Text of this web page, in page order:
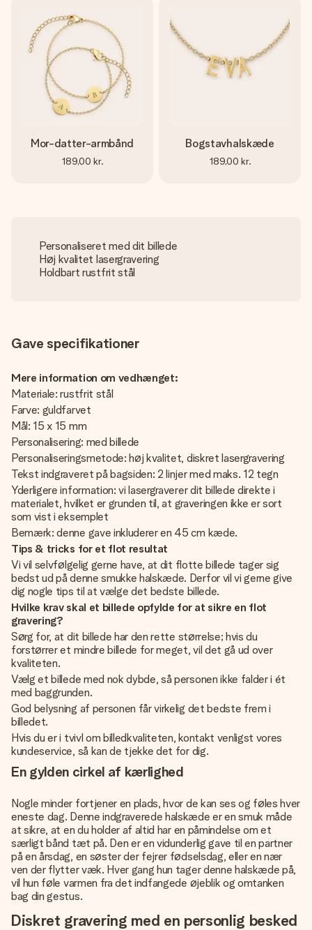
Mor-datter-armbånd
189,00 kr.
Bogstavhalskæde
189,00 kr.
Personaliseret med dit billede
Høj kvalitet lasergravering
Holdbart rustfrit stål
Gave specifikationer
Mere information om vedhænget:
Materiale: rustfrit stål
Farve: guldfarvet
Mål: 15 x 15 mm
Personalisering: med billede
Personaliseringsmetode: høj kvalitet, diskret lasergravering
Tekst indgraveret på bagsiden: 2 linjer med maks. 12 tegn
Yderligere information: vi lasergraverer dit billede direkte i
materialet, hvilket er grunden til, at graveringen ikke er sort
som vist i eksemplet
Bemærk: denne gave inkluderer en 45 cm kæde.
Tips & tricks for et flot resultat
Vi vil selvfølgelig gerne have, at dit flotte billede tager sig
bedst ud på denne smukke halskæde. Derfor vil vi gerne give
dig nogle tips til at vælge det bedste billede.
Hvilke krav skal et billede opfylde for at sikre en flot
gravering?
Sørg for, at dit billede har den rette størrelse; hvis du
forstørrer et mindre billede for meget, vil det gå ud over
kvaliteten.
Vælg et billede med nok dybde, så personen ikke falder i ét
med baggrunden.
God belysning af personen får virkelig det bedste frem i
billedet.
Hvis du er i tvivl om billedkvaliteten, kontakt venligst vores
kundeservice, så kan de tjekke det for dig.
En gylden cirkel af kærlighed
Nogle minder fortjener en plads, hvor de kan ses og føles hver
eneste dag. Denne indgraverede halskæde er en smuk måde
at sikre, at en du holder af altid har en påmindelse om et
særligt bånd tæt på. Den er en vidunderlig gave til en partner
på en årsdag, en søster der fejrer fødselsdag, eller en nær
ven der flytter væk. Hver gang hun tager denne halskæde på,
vil hun føle varmen fra det indfangede øjeblik og omtanken
bag din gestus.
Diskret gravering med en personlig besked